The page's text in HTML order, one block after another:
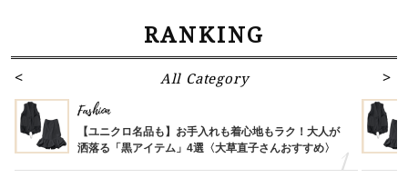
RANKING
All Category
Fashion
【ユニクロ名品も】お手入れも着心地もラク！大人が
洒落る「黒アイテム」4選〈大草直子さんおすすめ〉